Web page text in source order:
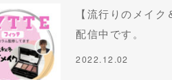
【流行りのメイ
配信中です。
2022.12.02